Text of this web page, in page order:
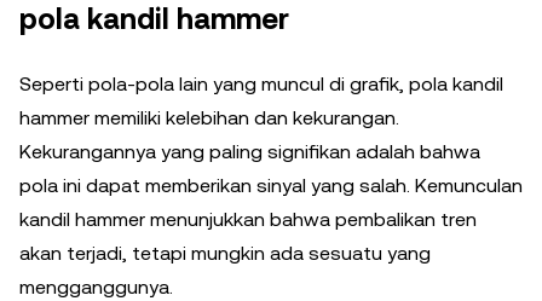
pola kandil hammer
Seperti pola-pola lain yang muncul di grafik, pola kandil
hammer memiliki kelebihan dan kekurangan.
Kekurangannya yang paling signifikan adalah bahwa
pola ini dapat memberikan sinyal yang salah. Kemunculan
kandil hammer menunjukkan bahwa pembalikan tren
akan terjadi, tetapi mungkin ada sesuatu yang
mengganggunya.